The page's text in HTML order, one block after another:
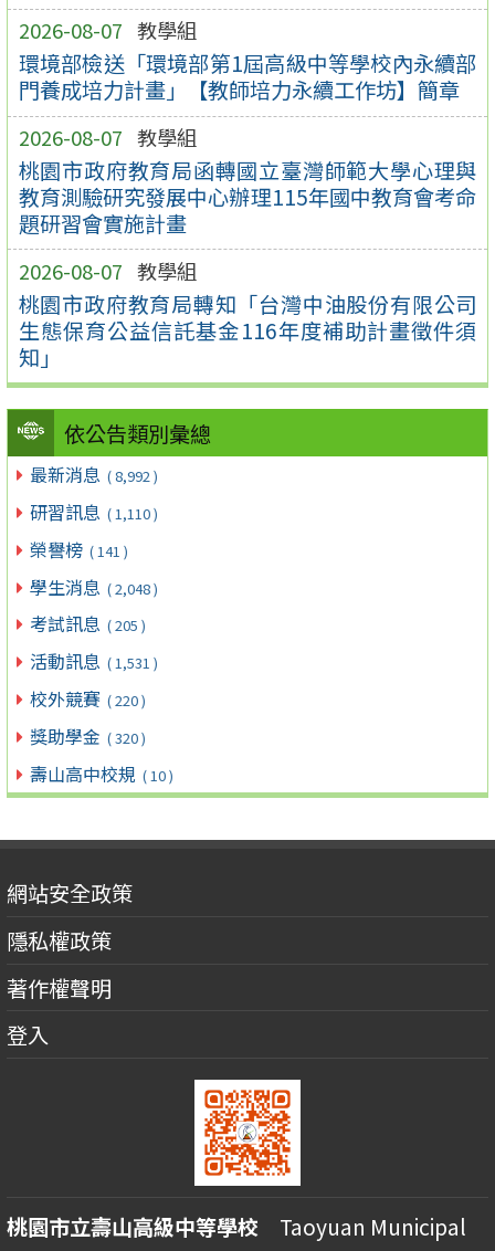
2026-08-07 教學組
環境部檢送「環境部第1屆高級中等學校內永續部
門養成培力計畫」【教師培力永續工作坊】簡章
2026-08-07 教學組
桃園市政府教育局函轉國立臺灣師範大學心理與
教育測驗研究發展中心辦理115年國中教育會考命
題研習會實施計畫
2026-08-07 教學組
桃園市政府教育局轉知「台灣中油股份有限公司
生態保育公益信託基金116年度補助計畫徵件須
知」
依公告類別彙總
最新消息 ( 8,992 )
研習訊息 ( 1,110 )
榮譽榜 ( 141 )
學生消息 ( 2,048 )
考試訊息 ( 205 )
活動訊息 ( 1,531 )
校外競賽 ( 220 )
獎助學金 ( 320 )
壽山高中校規 ( 10 )
網站安全政策
隱私權政策
著作權聲明
登入
桃園市立壽山高級中等學校 Taoyuan Municipal